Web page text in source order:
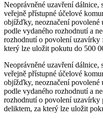
Neoprávněné uzavření
veřejně přístupné účelové
objížďky, neoznačení
podle vydaného rozhodnutí a
rozhodnutí o povolení uzavírky
který lze uložit pokutu do 500
Neoprávněné uzavření
veřejně přístupné účelové
objížďky, neoznačení
podle vydaného rozhodnutí a
rozhodnutí o povolení uzavírky
deliktem, za který lze uložit